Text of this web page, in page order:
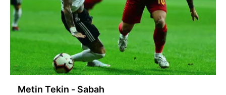
Metin Tekin - Sabah